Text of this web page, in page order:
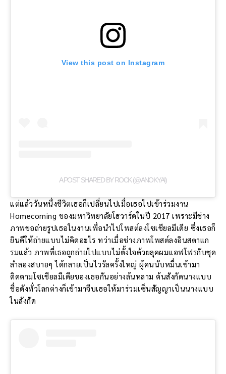
View this post on Instagram
A POST SHARED BY ROCK (@ANOKYAI)
แต่แล้ววันหนึ่งชีวิตเธอก็เปลี่ยนไปเมื่อเธอไปเข้าร่วมงาน
Homecoming ของมหาวิทยาลัยโฮวาร์ดในปี 2017 เพราะมีช่าง
ภาพขอถ่ายรูปเธอในงานเพื่อนำไปโพสต์ลงโซเชียลมีเดีย ซึ่งเธอก็
ยินดีให้ถ่ายแบบไม่คิดอะไร ทว่าเมื่อช่างภาพโพสต์ลงอินสตาแก
รมแล้ว ภาพที่เธอถูกถ่ายไปแบบไม่ตั้งใจด้วยลุคผมแอฟโฟรกับชุด
ลำลองสบายๆ ได้กลายเป็นไวรัลครั้งใหญ่ ผู้คนนับหมื่นเข้ามา
ติดตามโซเชียลมีเดียของเธอกันอย่างล้นหลาม ต้นสังกัดนางแบบ
ชื่อดังทั่วโลกต่างก็เข้ามาจีบเธอให้มาร่วมเซ็นสัญญาเป็นนางแบบ
ในสังกัด